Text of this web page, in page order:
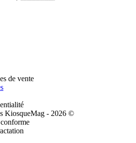
de vente
KiosqueMag - 2026 ©